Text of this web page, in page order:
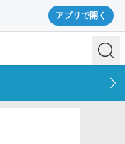
アプリで開く